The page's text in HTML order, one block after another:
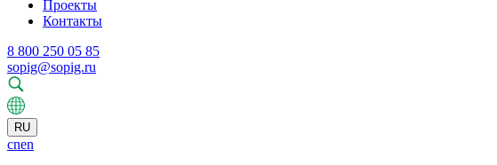
Проекты
Контакты
8 800 250 05 85
sopig@sopig.ru
RU
cnen